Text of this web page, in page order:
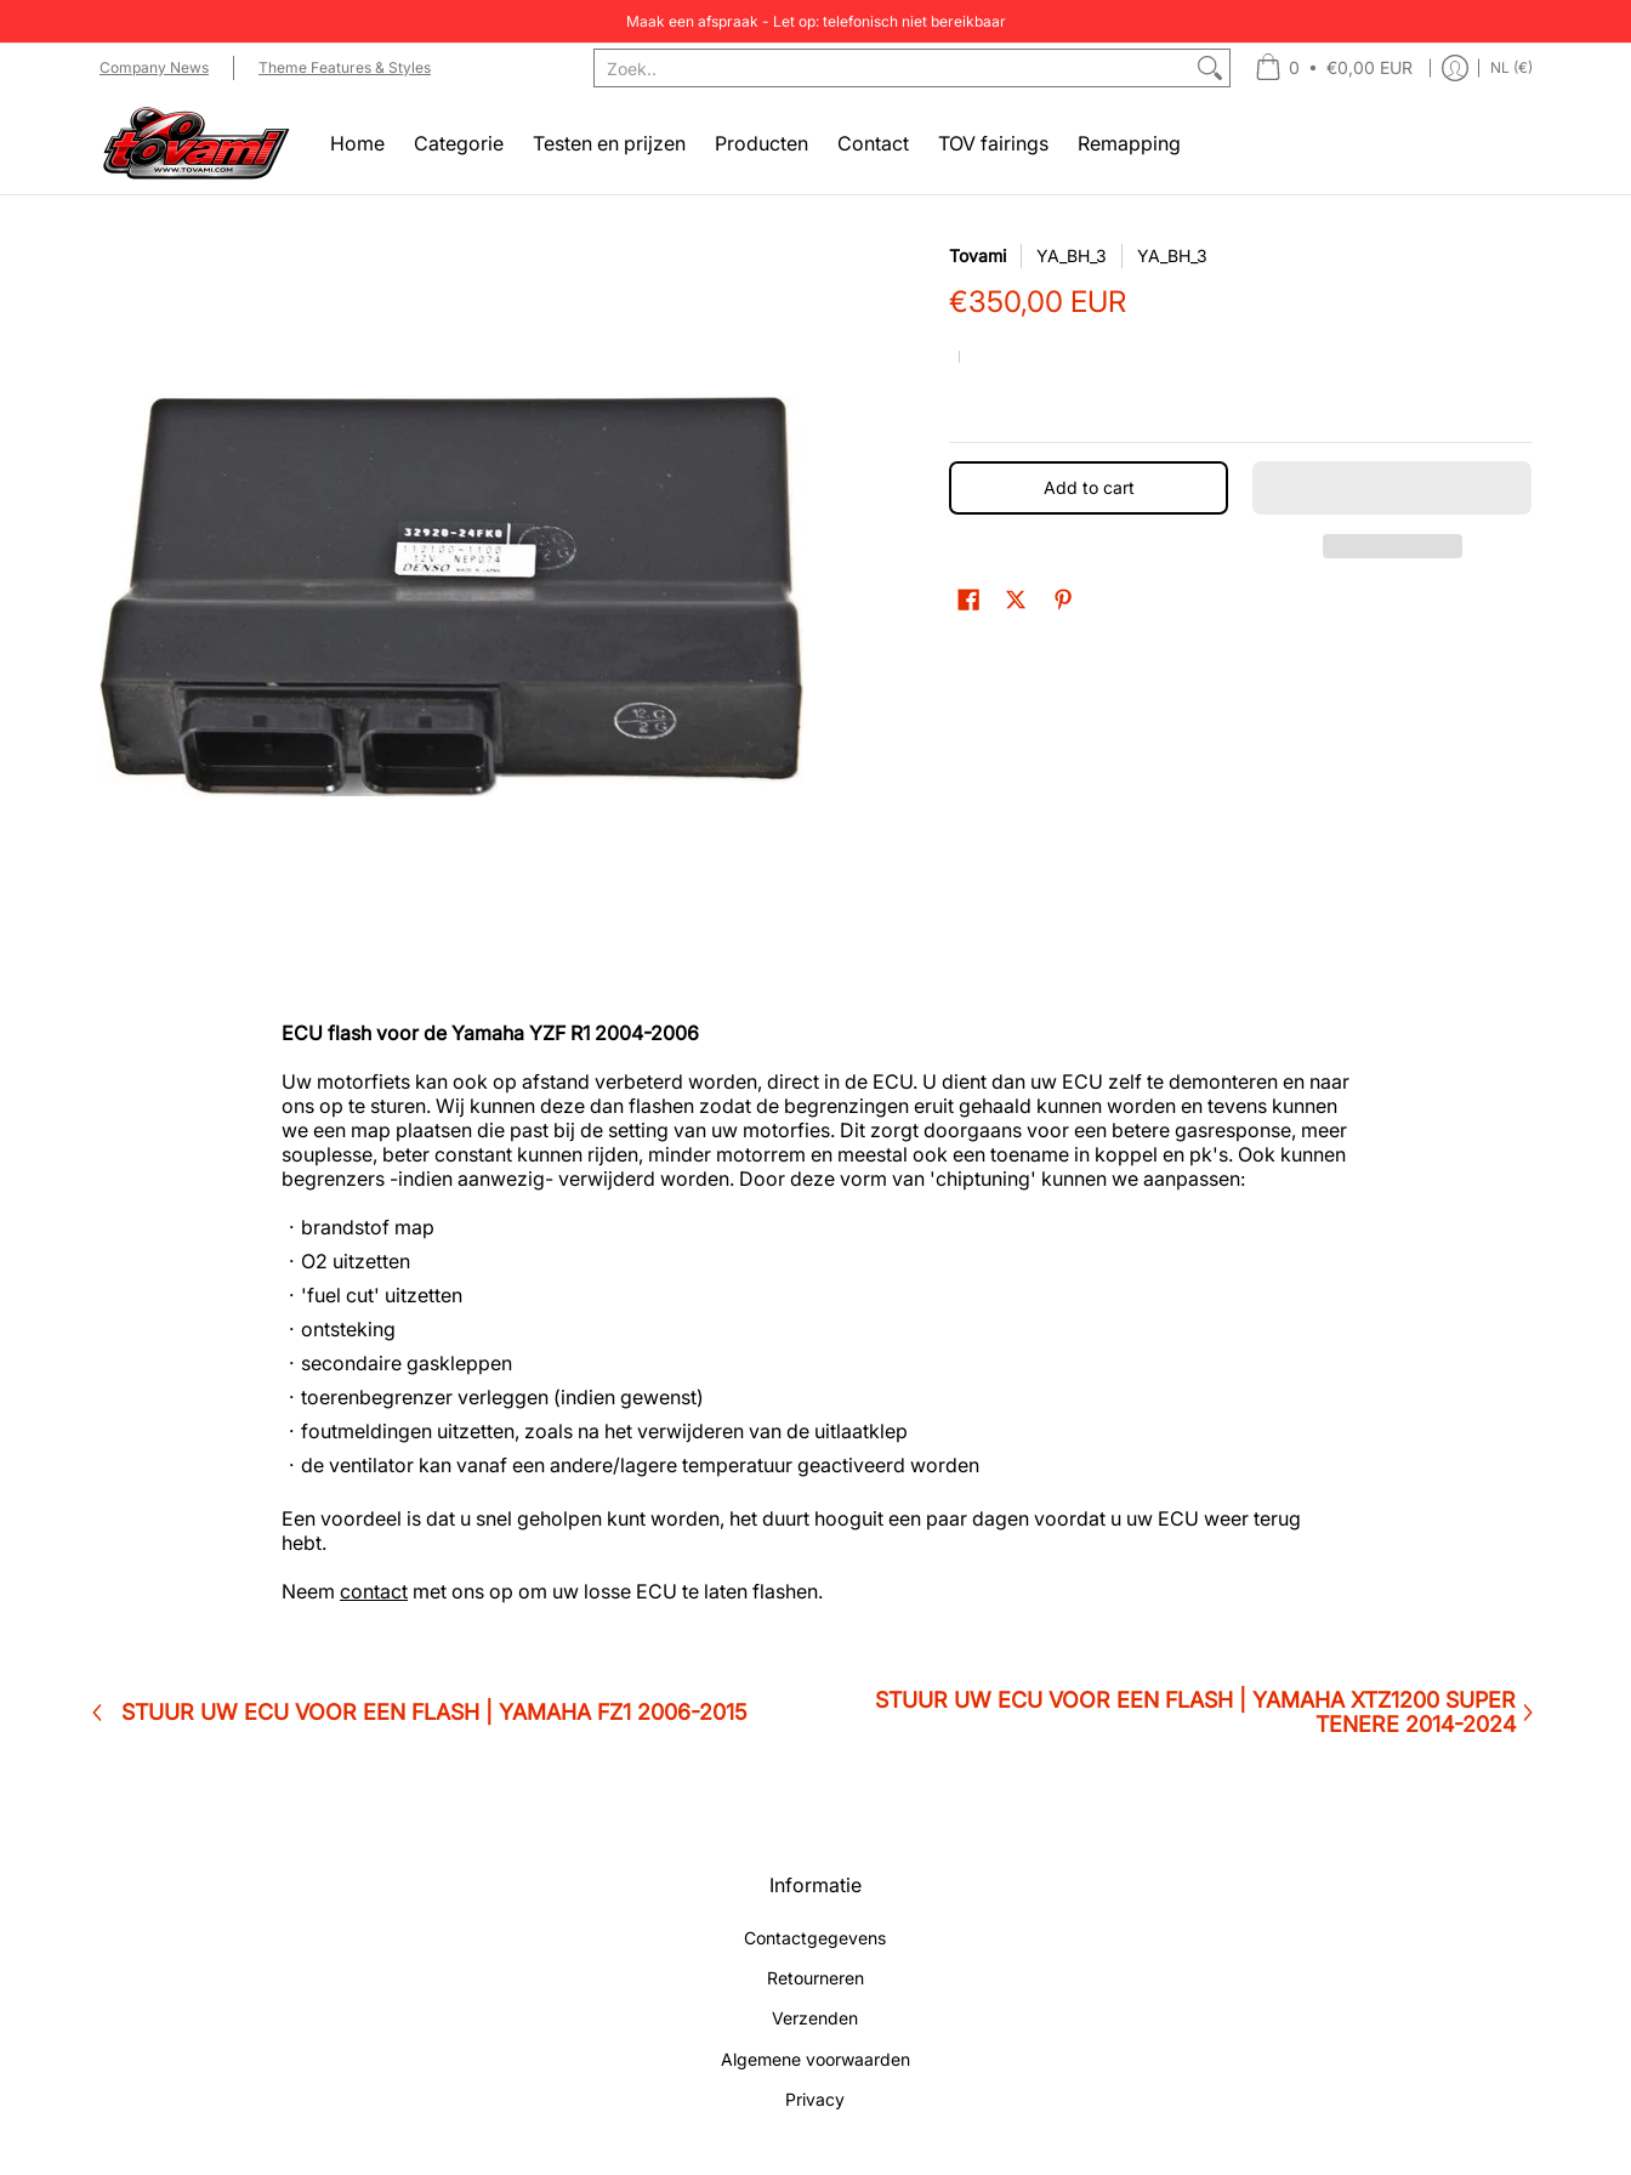
Maak een afspraak - Let op: telefonisch niet bereikbaar
Categorie Testen en prijzen Contact TOV fairings Remapping
Company News Theme Features & Styles Zoek.. 0 • €0,00 EUR NL (€)
Home Categorie Testen en prijzen Producten Contact TOV fairings Remapping
Tovami YA_BH_3 YA_BH_3
€350,00 EUR
Add to cart
ECU flash voor de Yamaha YZF R1 2004-2006
Uw motorfiets kan ook op afstand verbeterd worden, direct in de ECU. U dient dan uw ECU zelf te demonteren en naar
ons op te sturen. Wij kunnen deze dan flashen zodat de begrenzingen eruit gehaald kunnen worden en tevens kunnen
we een map plaatsen die past bij de setting van uw motorfies. Dit zorgt doorgaans voor een betere gasresponse, meer
souplesse, beter constant kunnen rijden, minder motorrem en meestal ook een toename in koppel en pk's. Ook kunnen
begrenzers -indien aanwezig- verwijderd worden. Door deze vorm van 'chiptuning' kunnen we aanpassen:
brandstof map
O2 uitzetten
'fuel cut' uitzetten
ontsteking
secondaire gaskleppen
toerenbegrenzer verleggen (indien gewenst)
foutmeldingen uitzetten, zoals na het verwijderen van de uitlaatklep
de ventilator kan vanaf een andere/lagere temperatuur geactiveerd worden
Een voordeel is dat u snel geholpen kunt worden, het duurt hooguit een paar dagen voordat u uw ECU weer terug
hebt.
Neem contact met ons op om uw losse ECU te laten flashen.
STUUR UW ECU VOOR EEN FLASH | YAMAHA FZ1 2006-2015
STUUR UW ECU VOOR EEN FLASH | YAMAHA XTZ1200 SUPER
TENERE 2014-2024
Informatie
Contactgegevens
Retourneren
Verzenden
Algemene voorwaarden
Privacy